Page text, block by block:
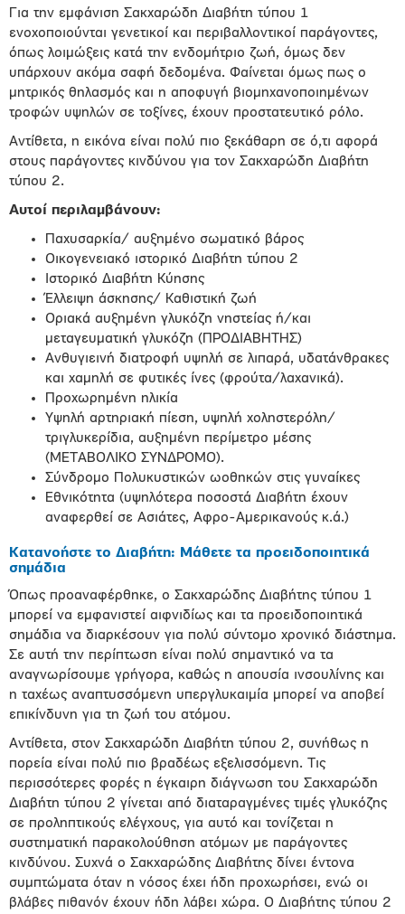
Για την εμφάνιση Σακχαρώδη Διαβήτη τύπου 1
ενοχοποιούνται γενετικοί και περιβαλλοντικοί παράγοντες,
όπως λοιμώξεις κατά την ενδομήτριο ζωή, όμως δεν
υπάρχουν ακόμα σαφή δεδομένα. Φαίνεται όμως πως ο
μητρικός θηλασμός και η αποφυγή βιομηχανοποιημένων
τροφών υψηλών σε τοξίνες, έχουν προστατευτικό ρόλο.
Αντίθετα, η εικόνα είναι πολύ πιο ξεκάθαρη σε ό,τι αφορά
στους παράγοντες κινδύνου για τον Σακχαρώδη Διαβήτη
τύπου 2.
Αυτοί περιλαμβάνουν:
Παχυσαρκία/ αυξημένο σωματικό βάρος
Οικογενειακό ιστορικό Διαβήτη τύπου 2
Ιστορικό Διαβήτη Κύησης
Έλλειψη άσκησης/ Καθιστική ζωή
Οριακά αυξημένη γλυκόζη νηστείας ή/και
μεταγευματική γλυκόζη (ΠΡΟΔΙΑΒΗΤΗΣ)
Ανθυγιεινή διατροφή υψηλή σε λιπαρά, υδατάνθρακες
και χαμηλή σε φυτικές ίνες (φρούτα/λαχανικά).
Προχωρημένη ηλικία
Υψηλή αρτηριακή πίεση, υψηλή χοληστερόλη/
τριγλυκερίδια, αυξημένη περίμετρο μέσης
(ΜΕΤΑΒΟΛΙΚΟ ΣΥΝΔΡΟΜΟ).
Σύνδρομο Πολυκυστικών ωοθηκών στις γυναίκες
Εθνικότητα (υψηλότερα ποσοστά Διαβήτη έχουν
αναφερθεί σε Ασιάτες, Αφρο-Αμερικανούς κ.ά.)
Κατανοήστε το Διαβήτη: Μάθετε τα προειδοποιητικά
σημάδια
Όπως προαναφέρθηκε, ο Σακχαρώδης Διαβήτης τύπου 1
μπορεί να εμφανιστεί αιφνιδίως και τα προειδοποιητικά
σημάδια να διαρκέσουν για πολύ σύντομο χρονικό διάστημα.
Σε αυτή την περίπτωση είναι πολύ σημαντικό να τα
αναγνωρίσουμε γρήγορα, καθώς η απουσία ινσουλίνης και
η ταχέως αναπτυσσόμενη υπεργλυκαιμία μπορεί να αποβεί
επικίνδυνη για τη ζωή του ατόμου.
Αντίθετα, στον Σακχαρώδη Διαβήτη τύπου 2, συνήθως η
πορεία είναι πολύ πιο βραδέως εξελισσόμενη. Τις
περισσότερες φορές η έγκαιρη διάγνωση του Σακχαρώδη
Διαβήτη τύπου 2 γίνεται από διαταραγμένες τιμές γλυκόζης
σε προληπτικούς ελέγχους, για αυτό και τονίζεται η
συστηματική παρακολούθηση ατόμων με παράγοντες
κινδύνου. Συχνά ο Σακχαρώδης Διαβήτης δίνει έντονα
συμπτώματα όταν η νόσος έχει ήδη προχωρήσει, ενώ οι
βλάβες πιθανόν έχουν ήδη λάβει χώρα. Ο Διαβήτης τύπου 2